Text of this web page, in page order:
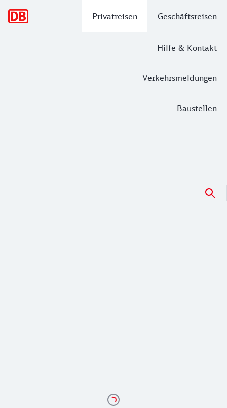
Privatreisen Geschäftsreisen
Hilfe & Kontakt
Verkehrsmeldungen
Baustellen